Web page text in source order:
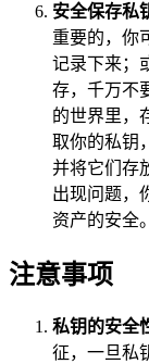
安全保存私
重要的，你
记录下来；
存，千万不
的世界里，
取你的私钥
并将它们存
出现问题，
资产的安全。
注意事项
私钥的安全
征，一旦私